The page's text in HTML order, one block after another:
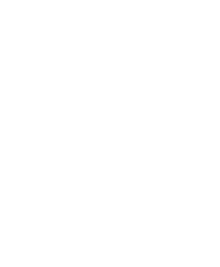
在等待为您答疑解惑。